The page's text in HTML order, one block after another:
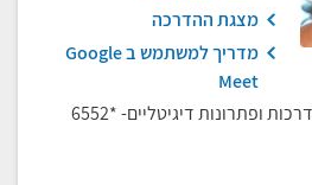
מצגת ההדרכה
מדריך למשתמש ב Google
Meet
לתמיכה- המרכז להדרכות ופתרונות דיגיטליים- *6552